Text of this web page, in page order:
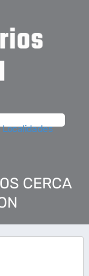
Localidades
CERCA